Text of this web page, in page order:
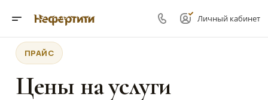
Личный кабинет
ПРАЙС
Цены на услуги